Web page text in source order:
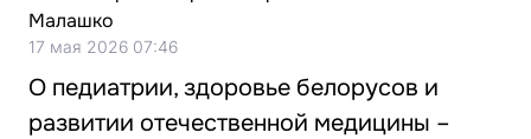
17 мая 2026 07:46
О педиатрии, здоровье белорусов и
развитии отечественной медицины –